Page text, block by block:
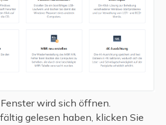
wird sich öffnen.
gelesen haben, klicken Sie